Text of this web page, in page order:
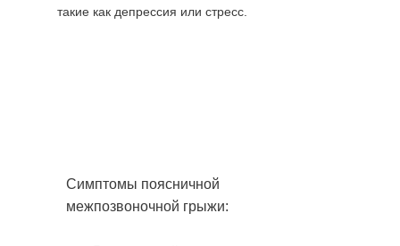
такие как депрессия или стресс.
Симптомы поясничной
межпозвоночной грыжи: